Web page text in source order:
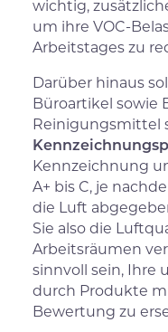
wichtig,
um ihre VOC-
Arbeitstages zu
Darüber hinaus
Büroartikel sowie
Reinigungsmittel
Kennzeichnung
A+ bis C, je
die Luft
Sie also die
Arbeitsräumen
sinnvoll sein, Ihre
durch Produkte
Bewertung zu